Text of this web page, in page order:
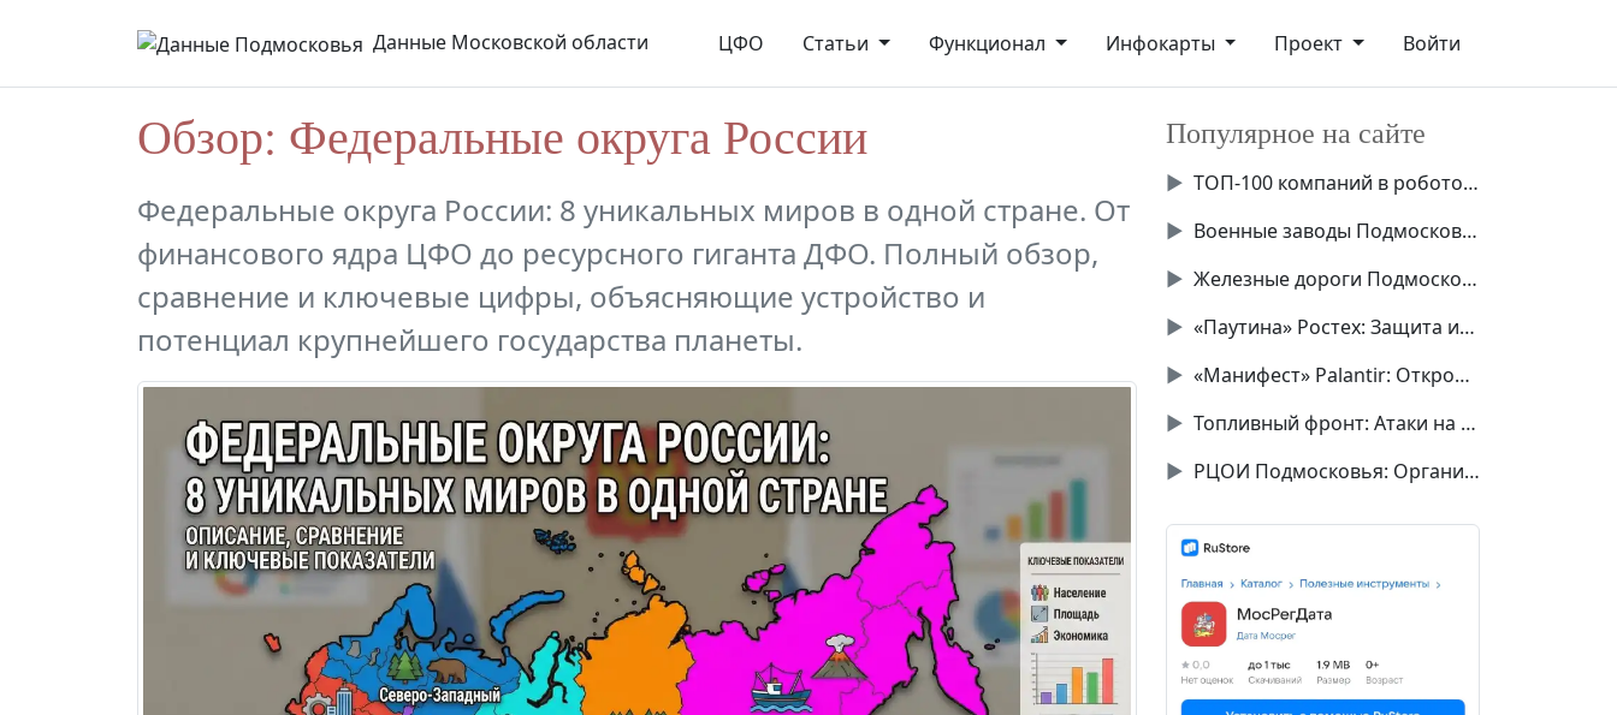
Данные Московской области ЦФО Статьи Функционал Инфокарты Проект Войти
Обзор: Федеральные округа России
Федеральные округа России: 8 уникальных миров в одной стране. От
финансового ядра ЦФО до ресурсного гиганта ДФО. Полный обзор,
сравнение и ключевые цифры, объясняющие устройство и
потенциал крупнейшего государства планеты.
Популярное на сайте
▶
ТОП-100 компаний в робототехнике России
▶
Военные заводы Подмосковья
▶
Железные дороги Подмосковья
▶
«Паутина» Ростех: Защита инфраструктуры от БПЛА
▶
«Манифест» Palantir: Откровения 22 пунктов
▶
Топливный фронт: Атаки на НПЗ Украины
▶
РЦОИ Подмосковья: Организация экзаменов